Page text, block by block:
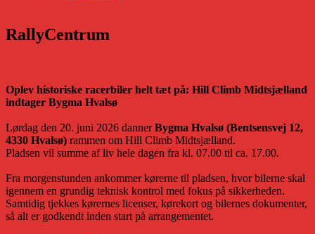
RallyCentrum
Oplev historiske racerbiler helt tæt på: Hill Climb Midtsjælland
indtager Bygma Hvalsø
Lørdag den 20. juni 2026 dannerBygma Hvalsø (Bentsensvej 12,
4330 Hvalsø) rammen om Hill Climb Midtsjælland.
Pladsen vil summe af liv hele dagen fra kl. 07.00 til ca. 17.00.
Fra morgenstunden ankommer kørerne til pladsen, hvor bilerne skal
igennem en grundig teknisk kontrol med fokus på sikkerheden.
Samtidig tjekkes kørernes licenser, kørekort og bilernes dokumenter,
så alt er godkendt inden start på arrangementet.